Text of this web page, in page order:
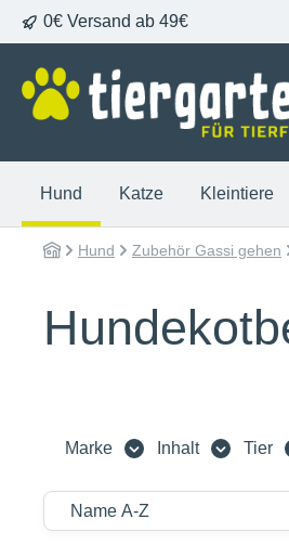
Zur Hauptnavigation
0€ Versand ab 49€
Hund Katze Kleintiere
Hund Zubehör Gassi gehen
Marke Inhalt Tier